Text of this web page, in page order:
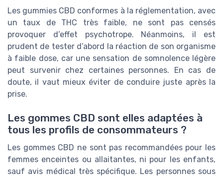
Les gummies CBD conformes à la réglementation, avec
un taux de THC très faible, ne sont pas censés
provoquer d’effet psychotrope. Néanmoins, il est
prudent de tester d’abord la réaction de son organisme
à faible dose, car une sensation de somnolence légère
peut survenir chez certaines personnes. En cas de
doute, il vaut mieux éviter de conduire juste après la
prise.
Les gommes CBD sont elles adaptées à
tous les profils de consommateurs ?
Les gommes CBD ne sont pas recommandées pour les
femmes enceintes ou allaitantes, ni pour les enfants,
sauf avis médical très spécifique. Les personnes sous